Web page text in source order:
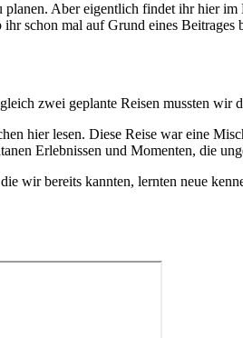
Aber eigentlich findet ihr hier
schon mal auf Grund eines Beitrages
zwei geplante Reisen mussten wir
hier lesen. Diese Reise war eine
Erlebnissen und Momenten, die
wir bereits kannten, lernten neue